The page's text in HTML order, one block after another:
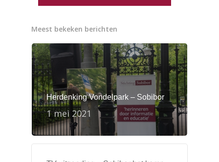
Meest bekeken berichten
Herdenking Vondelpark – Sobibor
1 mei 2021